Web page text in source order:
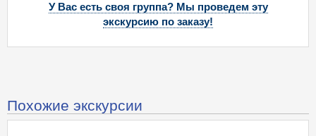
У Вас есть своя группа? Мы проведем эту
экскурсию по заказу!
Похожие экскурсии